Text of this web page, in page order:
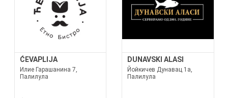
ĆEVAPLIJA
Илие Гарашанина 7,
Палилула
DUNAVSKI ALASI
Йойкичев Дунавац 1а,
Палилула